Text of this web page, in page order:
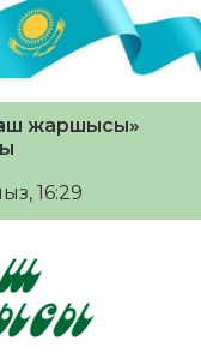
жаршысы»
16:29